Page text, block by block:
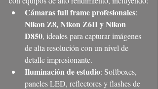
Cámaras full frame profesionales:
Nikon Z8, Nikon Z6II y Nikon
D850, ideales para capturar imágenes
de alta resolución con un nivel de
detalle impresionante.
Iluminación de estudio: Softboxes,
paneles LED, reflectores y flashes de